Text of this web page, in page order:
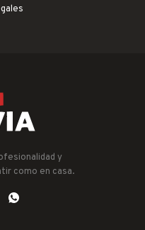
y
como en casa.